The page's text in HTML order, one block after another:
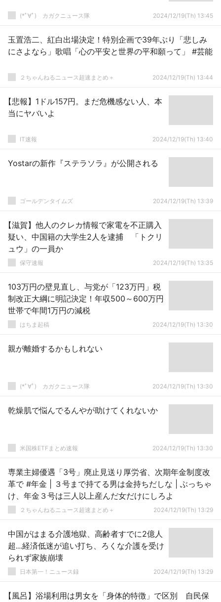
(*ﾟ∀ﾟ)ゞカガクニュース隊 2024/12/19(Th) 13:45
玉置浩二、紅白出場決定！特別企画で39年ぶり「悲しみ
にさよなら」歌唱「心の平安と世界の平和願って」 #芸能
２ちゃんねるニュース超速まとめ＋ 2024/12/19(Th) 13:44
【悲報】1ドル157円。まだ危機感ない人、本
当にヤバいよ
IT速報 2024/12/19(Th) 13:40
Yostarの新作『ステラソラ』が公開される
ゴールデンタイムズ 2024/12/19(Th) 13:39
【滋賀】他人のクレカ情報で家電を不正購入
疑い、中国籍の大学生2人を逮捕 「トクリ
ュウ」の一員か
保守速報 2024/12/19(Th) 13:35
103万円の壁見直し、与党が「123万円」税
制改正大綱に明記決定！年収500～600万円
世帯で年間1万円の減税
はちま起稿 2024/12/19(Th) 13:30
親が離婚するかもしれない
(*ﾟ∀ﾟ)ゞカガクニュース隊 2024/12/19(Th) 13:30
乾燥肌で悩んでるんやが助けてくれないか
米国株ETFまとめ速報 2024/12/19(Th) 13:30
専業主婦優遇「3号」廃止見送り厚労省、次期年金制度改
革で #年金 | ３号まで持てる男は金持ちだしな | ぶっちゃ
け、年金３号は三人以上産んだ女だけにしろよ
２ちゃんねるニュース超速まとめ＋ 2024/12/19(Th) 13:29
中国がはまる介護地獄、高齢者すでに2億人
超…経済低迷が追い打ち、ろくな介護を受け
られず家族崩壊
日本第一！ニュース録 2024/12/19(Th) 13:29
【風呂】浴場利用は男女を「身体的特徴」で区別 自民保